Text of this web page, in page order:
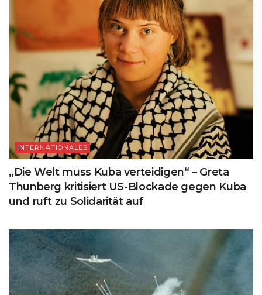
INTERNATIONALES
„Die Welt muss Kuba verteidigen“ – Greta
Thunberg kritisiert US-Blockade gegen Kuba
und ruft zu Solidarität auf